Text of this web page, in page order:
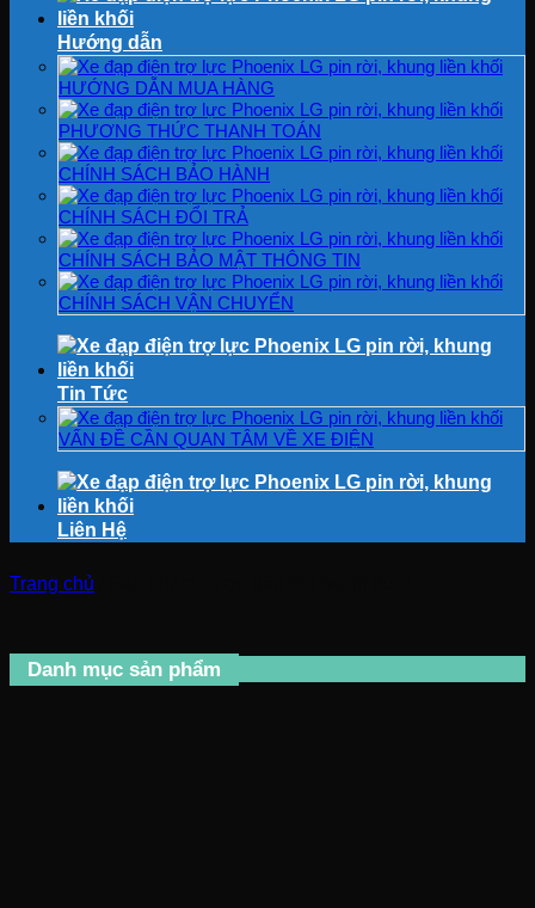
Hướng dẫn
HƯỚNG DẪN MUA HÀNG
PHƯƠNG THỨC THANH TOÁN
CHÍNH SÁCH BẢO HÀNH
CHÍNH SÁCH ĐỔI TRẢ
CHÍNH SÁCH BẢO MẬT THÔNG TIN
CHÍNH SÁCH VẬN CHUYỂN
Tin Tức
VẤN ĐỀ CẦN QUAN TÂM VỀ XE ĐIỆN
Liên Hệ
Trang chủ
Danh mục sản phẩm